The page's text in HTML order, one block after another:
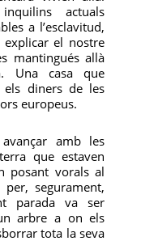
actuals
a l’esclavitud,
el nostre
mantingués allà
Una casa que
els diners de les
europeus.
avançar amb les
que estaven
posant vorals al
segurament,
parada va ser
arbre a on els
tota la seva